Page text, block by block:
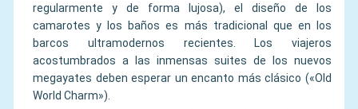
regularmente y de forma lujosa), el diseño de los
camarotes y los baños es más tradicional que en los
barcos ultramodernos recientes. Los viajeros
acostumbrados a las inmensas suites de los nuevos
megayates deben esperar un encanto más clásico («Old
World Charm»).